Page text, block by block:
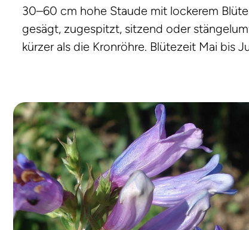
30–60 cm hohe Staude mit lockerem
gesägt, zugespitzt, sitzend oder
kürzer als die Kronröhre. Blütezeit Mai bis